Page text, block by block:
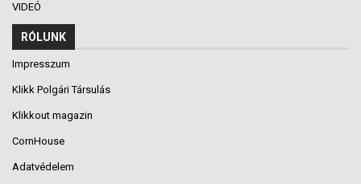
VIDEÓ
RÓLUNK
Impresszum
Klikk Polgári Társulás
Klikkout magazin
CornHouse
Adatvédelem